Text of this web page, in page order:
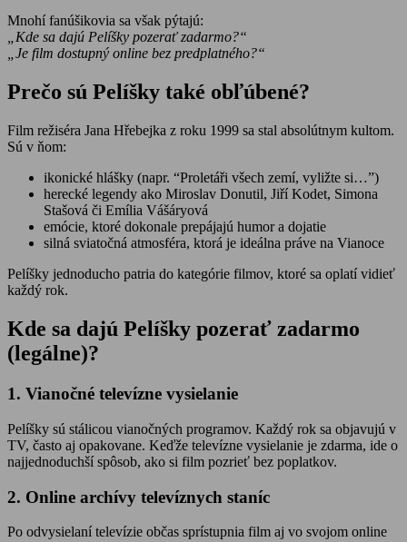
Mnohí fanúšikovia sa však pýtajú:
„Kde sa dajú Pelíšky pozerať zadarmo?“
„Je film dostupný online bez predplatného?“
Prečo sú Pelíšky také obľúbené?
Film režiséra Jana Hřebejka z roku 1999 sa stal absolútnym kultom.
Sú v ňom:
ikonické hlášky (napr. “Proletáři všech zemí, vyližte si…”)
herecké legendy ako Miroslav Donutil, Jiří Kodet, Simona
Stašová či Emília Vášáryová
emócie, ktoré dokonale prepájajú humor a dojatie
silná sviatočná atmosféra, ktorá je ideálna práve na Vianoce
Pelíšky jednoducho patria do kategórie filmov, ktoré sa oplatí vidieť
každý rok.
Kde sa dajú Pelíšky pozerať zadarmo
(legálne)?
1. Vianočné televízne vysielanie
Pelíšky sú stálicou vianočných programov. Každý rok sa objavujú v
TV, často aj opakovane. Keďže televízne vysielanie je zdarma, ide o
najjednoduchší spôsob, ako si film pozrieť bez poplatkov.
2. Online archívy televíznych staníc
Po odvysielaní televízie občas sprístupnia film aj vo svojom online